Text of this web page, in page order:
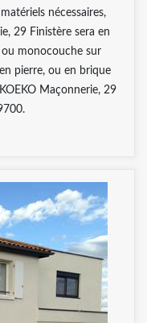
nécessaires,
29 Finistère sera en
ou monocouche sur
pierre, ou en brique
Maçonnerie, 29